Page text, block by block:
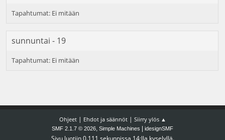
sunnuntai - 19
Ohjeet| Ehdot ja säännöt| Siirry ylös ▲
SMF 2.1.7 © 2026, Simple Machines idesignSMF
Sivu luotiin 0.111 sekunnissa 14:lla kyselyllä.